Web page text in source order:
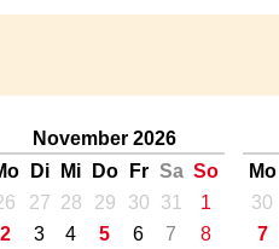
November 2026
Di Mi Do Fr Sa So
27 28 29 30 31
1
2
3 4 5 6 7
8
Mo
30
7